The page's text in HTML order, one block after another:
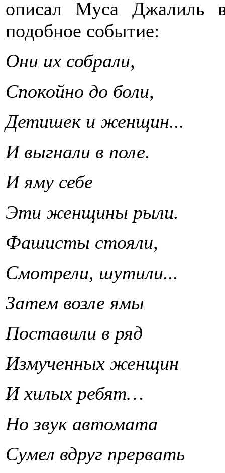
описал Муса Джалиль в
подобное событие:
Они их собрали,
Спокойно до боли,
Детишек и женщин...
И выгнали в поле.
И яму себе
Эти женщины рыли.
Фашисты стояли,
Смотрели, шутили...
Затем возле ямы
Поставили в ряд
Измученных женщин
И хилых ребят…
Но звук автомата
Сумел вдруг прервать